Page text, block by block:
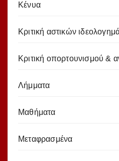
Κένυα
Κριτική αστικών
Κριτική οπορτουνισμού &
Λήμματα
Μαθήματα
Μεταφρασμένα